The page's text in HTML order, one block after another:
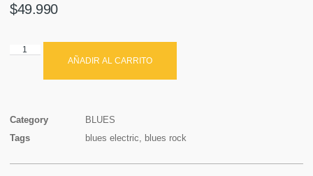
$49.990
AÑADIR AL CARRITO
Category
BLUES
Tags
blues electric, blues rock